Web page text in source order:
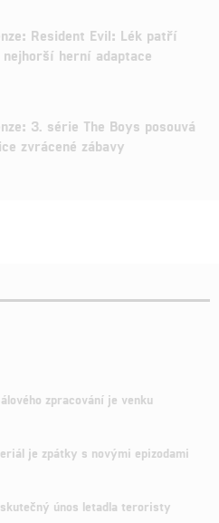
Resident Evil: Lék patří
nejhorší herní adaptace
3. série The Boys posouvá
zvrácené zábavy
zpracování je venku
je zpátky s novými epizodami
únos letadla teroristy